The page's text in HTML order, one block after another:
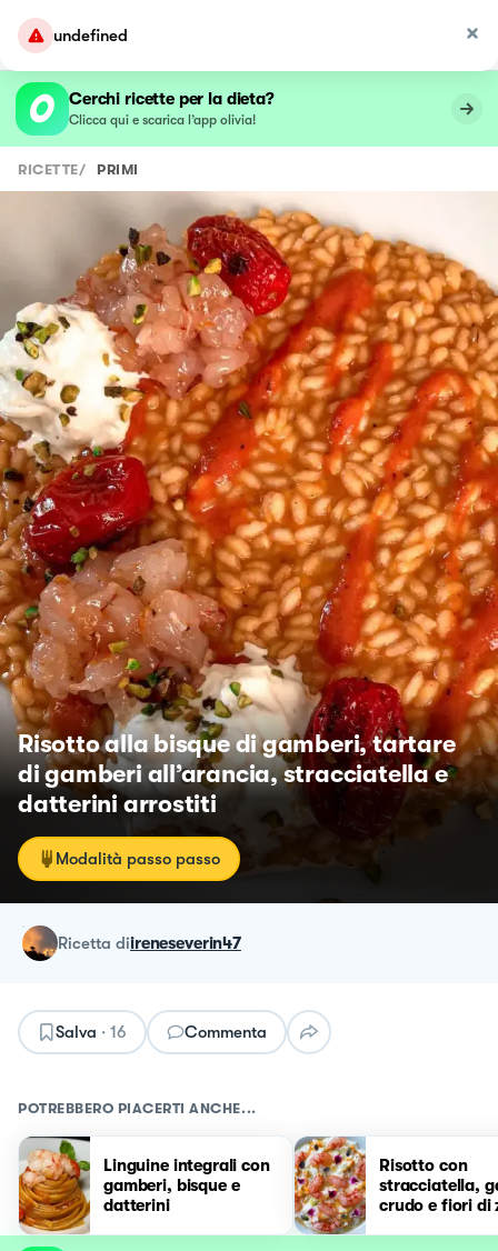
undefined
Cerchi ricette per la dieta?
Clicca qui e scarica l’app olivia!
RICETTE/ PRIMI
Risotto alla bisque di gamberi, tartare
di gamberi all’arancia, stracciatella e
datterini arrostiti
Modalità passo passo
ricetta diireneseverin47
Salva · 16 Commenta
POTREBBERO PIACERTI ANCHE...
Linguine integrali con
gamberi, bisque e
datterini
Risotto con
stracciatella,
crudo e fiori di